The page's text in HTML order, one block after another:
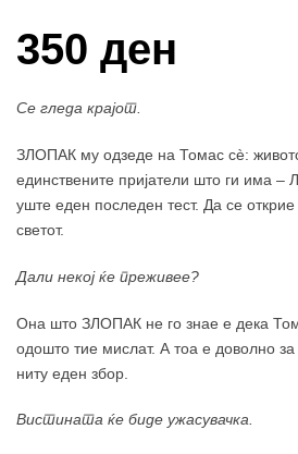
350 ден
Се гледа крајот.
ЗЛОПАК му одзеде на Томас сè:
единствените пријатели што ги има –
уште еден последен тест. Да се
светот.
Дали некој ќе преживее?
Она што ЗЛОПАК не го знае е дека
одошто тие мислат. А тоа е доволно
ниту еден збор.
Вистината ќе биде ужасувачка.